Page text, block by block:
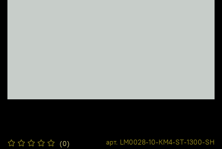
(0) арт. LM0028-10-КМ4-ST-1300-SH